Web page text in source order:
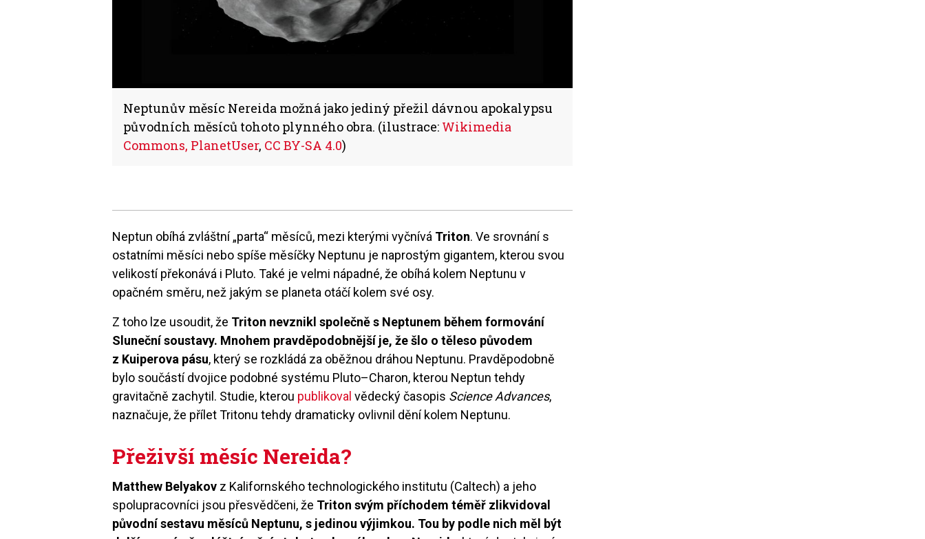
Neptunův měsíc Nereida možná jako jediný přežil dávnou apokalypsu
původních měsíců tohoto plynného obra. (ilustrace: Wikimedia
Commons, PlanetUser, CC BY-SA 4.0)
Neptun obíhá zvláštní „parta“ měsíců, mezi kterými vyčnívá Triton. Ve srovnání s
ostatními měsíci nebo spíše měsíčky Neptunu je naprostým gigantem, kterou svou
velikostí překonává i Pluto. Také je velmi nápadné, že obíhá kolem Neptunu v
opačném směru, než jakým se planeta otáčí kolem své osy.
Z toho lze usoudit, že Triton nevznikl společně s Neptunem během formování
Sluneční soustavy. Mnohem pravděpodobnější je, že šlo o těleso původem
z Kuiperova pásu, který se rozkládá za oběžnou dráhou Neptunu. Pravděpodobně
bylo součástí dvojice podobné systému Pluto–Charon, kterou Neptun tehdy
gravitačně zachytil. Studie, kterou publikoval vědecký časopis Science Advances,
naznačuje, že přílet Tritonu tehdy dramaticky ovlivnil dění kolem Neptunu.
Přeživší měsíc Nereida?
Matthew Belyakov z Kalifornského technologického institutu (Caltech) a jeho
spolupracovníci jsou přesvědčeni, že Triton svým příchodem téměř zlikvidoval
původní sestavu měsíců Neptunu, s jedinou výjimkou. Tou by podle nich měl být